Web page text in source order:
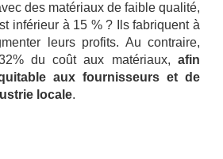
des matériaux de faible qualité,
inférieur à 15 % ? Ils fabriquent à
leurs profits. Au contraire,
du coût aux matériaux, afin
aux fournisseurs et de
locale.